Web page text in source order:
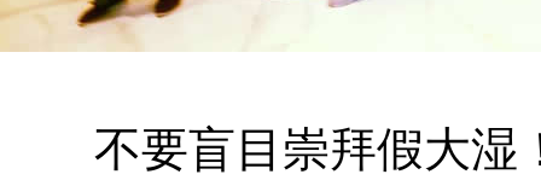
不要盲目崇拜假大湿